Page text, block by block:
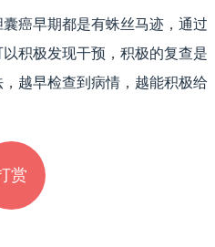
癌早期都是有蛛丝马迹，通过
积极发现干预，积极的复查是
越早检查到病情，越能积极给
赏